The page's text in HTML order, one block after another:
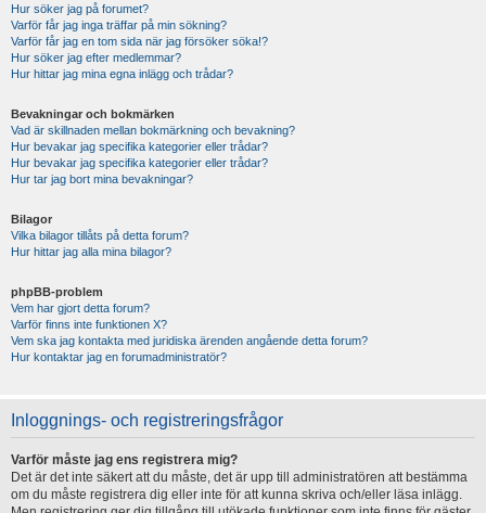
Hur söker jag på forumet?
Varför får jag inga träffar på min sökning?
Varför får jag en tom sida när jag försöker söka!?
Hur söker jag efter medlemmar?
Hur hittar jag mina egna inlägg och trådar?
Bevakningar och bokmärken
Vad är skillnaden mellan bokmärkning och bevakning?
Hur bevakar jag specifika kategorier eller trådar?
Hur bevakar jag specifika kategorier eller trådar?
Hur tar jag bort mina bevakningar?
Bilagor
Vilka bilagor tillåts på detta forum?
Hur hittar jag alla mina bilagor?
phpBB-problem
Vem har gjort detta forum?
Varför finns inte funktionen X?
Vem ska jag kontakta med juridiska ärenden angående detta forum?
Hur kontaktar jag en forumadministratör?
Inloggnings- och registreringsfrågor
Varför måste jag ens registrera mig?
Det är det inte säkert att du måste, det är upp till administratören att bestämma
om du måste registrera dig eller inte för att kunna skriva och/eller läsa inlägg.